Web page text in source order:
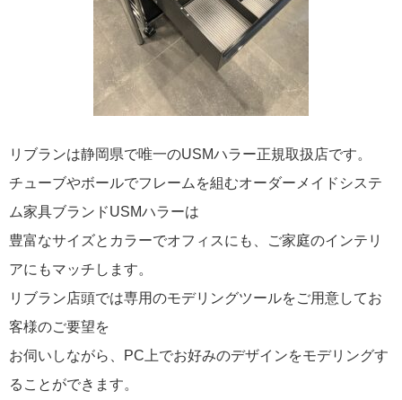
リブランは静岡県で唯一のUSMハラー正規取扱店です。
チューブやボールでフレームを組むオーダーメイドシステ
ム家具ブランドUSMハラーは
豊富なサイズとカラーでオフィスにも、ご家庭のインテリ
アにもマッチします。
リブラン店頭では専用のモデリングツールをご用意してお
客様のご要望を
お伺いしながら、PC上でお好みのデザインをモデリングす
ることができます。